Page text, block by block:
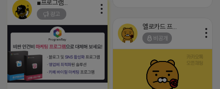
광고
옐로카드 프로도
비공개